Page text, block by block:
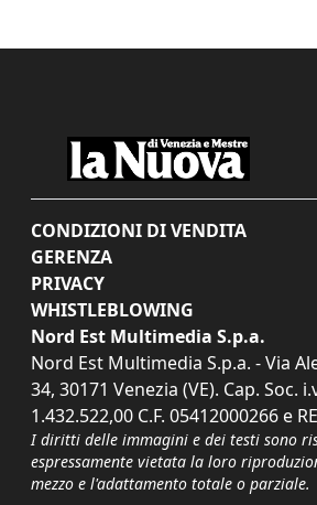
CONDIZIONI DI VENDITA
GERENZA
PRIVACY
WHISTLEBLOWING
Nord Est Multimedia S.p.a.
Nord Est Multimedia S.p.a. - Via
34, 30171 Venezia (VE). Cap. Soc.
1.432.522,00 C.F. 05412000266 e
I diritti delle immagini e dei testi sono
espressamente vietata la loro
mezzo e l'adattamento totale o parziale.